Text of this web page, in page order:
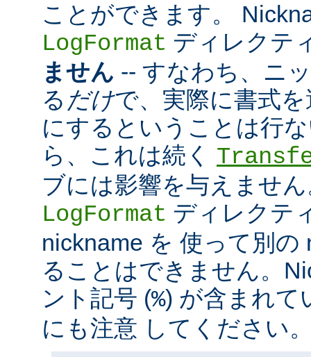
ことができます。
LogFormat ディレクテ
ません -- すなわち、ニ
る だけで、実際に書式
にするということは行
ら、これは続く
ブには影響を与えませ
LogFormat ディレクテ
nickname を 使って別の
ることはできません。
ント記号 (%) が含まれて
にも注意 してください